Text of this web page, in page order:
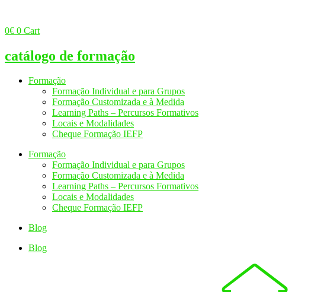
0€ 0 Cart
catálogo de formação
Formação
Formação Individual e para Grupos
Formação Customizada e à Medida
Learning Paths – Percursos Formativos
Locais e Modalidades
Cheque Formação IEFP
Formação
Formação Individual e para Grupos
Formação Customizada e à Medida
Learning Paths – Percursos Formativos
Locais e Modalidades
Cheque Formação IEFP
Blog
Blog